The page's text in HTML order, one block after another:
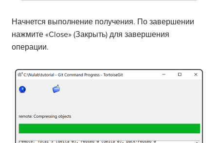
Начнется выполнение получения. По завершении
нажмите «Close» (Закрыть) для завершения
операции.